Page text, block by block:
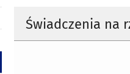
Świadczenia na